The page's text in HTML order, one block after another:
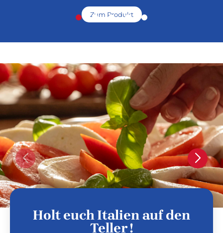
Zum Produkt
Holt euch Italien auf den
Teller !